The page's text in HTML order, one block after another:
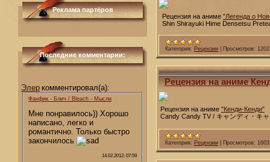
Реклама партёров
Последние комментарии:
Элер комментировал(а):
Фанфик - Блич / Bleach - Мысли
Мне понравилось)) Хорошо
написано, легко и
романтично. Только быстро
закончилось
14.02.2012; 07:59
Рецензия на аниме "Легенда о
Shin Shirayuki Hime Densetsu
Категория: Рецензии Просмотров: 1202
Рецензия на аниме
Рецензия на аниме "Кенди-Кенди"
Candy Candy TV / キャンディ・キ
Категория: Рецензии Просмотров: 1603